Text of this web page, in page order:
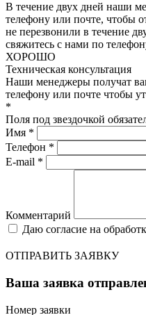
В течение двух дней наши
телефону или почте, чтобы
не перезвонили в течение
свяжитесь с нами по
ХОРОШО
Техническая консультация
Наши менеджеры получат
телефону или почте чтобы
*
Поля под звездочкой
Имя *
Телефон *
E-mail *
Комментарий
Даю согласие на
ОТПРАВИТЬ ЗАЯВКУ
Ваша заявка
Номер заявки